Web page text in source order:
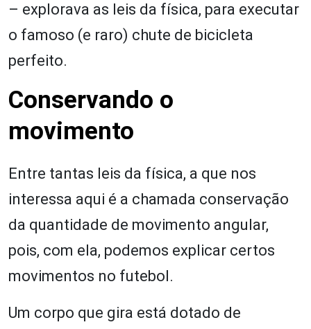
– explorava as leis da física, para executar
o famoso (e raro) chute de bicicleta
perfeito.
Conservando o
movimento
Entre tantas leis da física, a que nos
interessa aqui é a chamada conservação
da quantidade de movimento angular,
pois, com ela, podemos explicar certos
movimentos no futebol.
Um corpo que gira está dotado de